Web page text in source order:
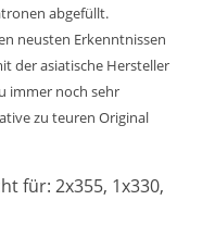
abgefüllt.
neusten Erkenntnissen
der asiatische Hersteller
immer noch sehr
zu teuren Original
für: 2x355, 1x330,